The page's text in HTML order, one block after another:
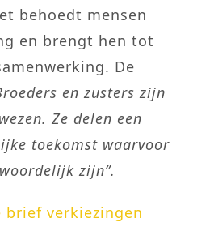
behoedt mensen
en brengt hen tot
De
en zusters zijn
Ze delen een
toekomst waarvoor
zijn”.
brief verkiezingen